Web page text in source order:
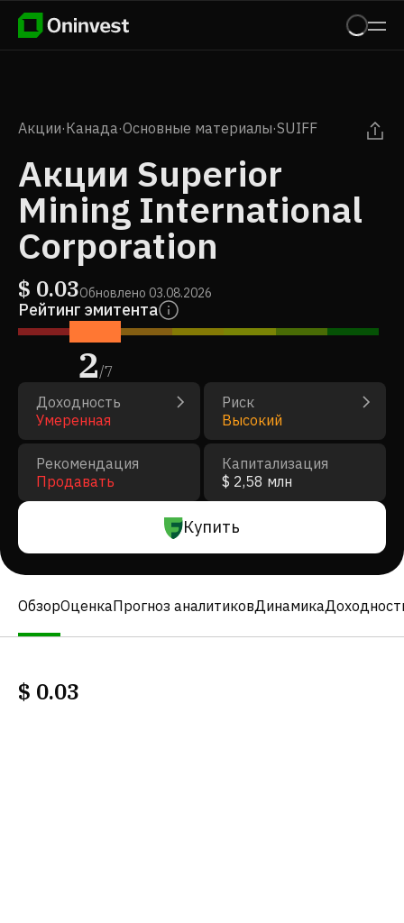
Акции·Канада·Основные материалы·SUIFF
Акции Superior
Mining International
Corporation
$ 0.03Обновлено 03.08.2026
Рейтинг эмитента
2/7
Доходность
Умеренная
Риск
Высокий
Рекомендация
Продавать
Капитализация
$ 2,58 млн
Купить
ОбзорОценкаПрогноз аналитиковДинамика
$ 0.03